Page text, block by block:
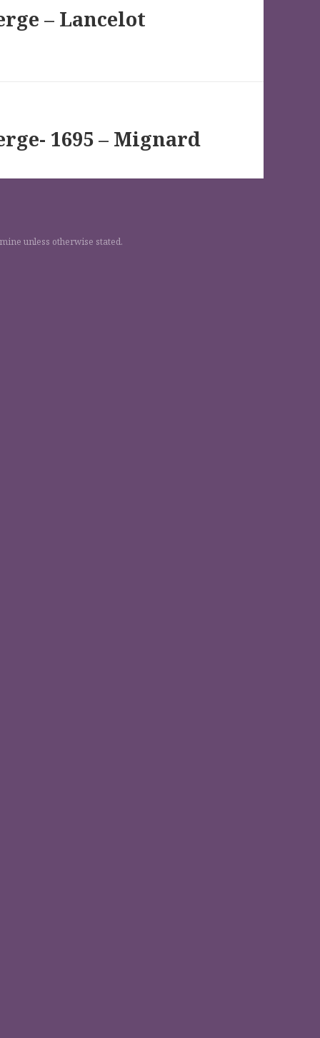
– Lancelot
1695 – Mignard
unless otherwise stated.